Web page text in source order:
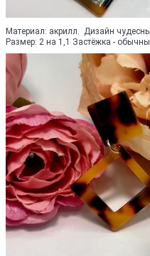
Материал: акрилл. Дизайн
Размер: 2 на 1,1 Застёжка -